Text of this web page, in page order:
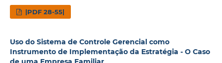
|PDF 28-55|
Uso do Sistema de Controle Gerencial como
Instrumento de Implementação da Estratégia - O Caso